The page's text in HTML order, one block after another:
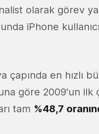
olarak görev
iPhone
en hızlı
göre 2009'un ilk
tam %48,7